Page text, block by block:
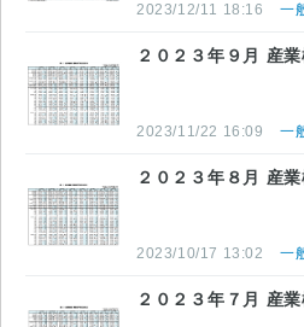
2023/12/11 18:16 一般社団法
２０２３年９月 産
2023/11/22 16:09 一般社団法
２０２３年８月 産
2023/10/17 13:02 一般社団法
２０２３年７月 産